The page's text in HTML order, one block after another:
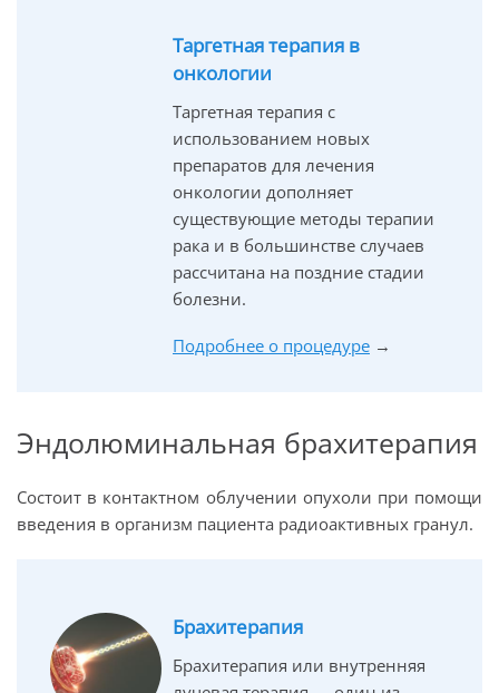
Таргетная терапия в
онкологии
Таргетная терапия с
использованием новых
препаратов для лечения
онкологии дополняет
существующие методы терапии
рака и в большинстве случаев
рассчитана на поздние стадии
болезни.
Подробнее о процедуре →
Эндолюминальная брахитерапия
Состоит в контактном облучении опухоли при помощи
введения в организм пациента радиоактивных гранул.
Брахитерапия
Брахитерапия или внутренняя